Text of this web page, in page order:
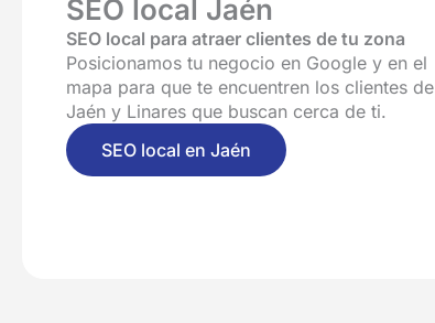
SEO local Jaén
SEO local para atraer clientes de tu zona
Posicionamos tu negocio en Google y en el
mapa para que te encuentren los clientes de
Jaén y Linares que buscan cerca de ti.
SEO local en Jaén